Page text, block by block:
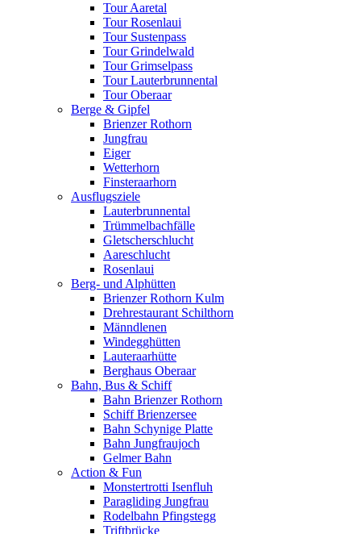
Tour Aaretal
Tour Rosenlaui
Tour Sustenpass
Tour Grindelwald
Tour Grimselpass
Tour Lauterbrunnental
Tour Oberaar
Berge & Gipfel
Brienzer Rothorn
Jungfrau
Eiger
Wetterhorn
Finsteraarhorn
Ausflugsziele
Lauterbrunnental
Trümmelbachfälle
Gletscherschlucht
Aareschlucht
Rosenlaui
Berg- und Alphütten
Brienzer Rothorn Kulm
Drehrestaurant Schilthorn
Männdlenen
Windegghütten
Lauteraarhütte
Berghaus Oberaar
Bahn, Bus & Schiff
Bahn Brienzer Rothorn
Schiff Brienzersee
Bahn Schynige Platte
Bahn Jungfraujoch
Gelmer Bahn
Action & Fun
Monstertrotti Isenfluh
Paragliding Jungfrau
Rodelbahn Pfingstegg
Triftbrücke